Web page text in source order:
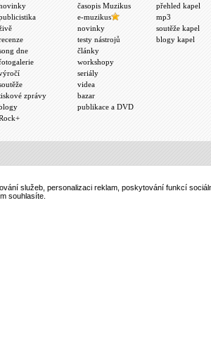
dne
zprávy
časopis Muzikus
e-muzikus
novinky
testy nástrojů
články
workshopy
seriály
videa
bazar
publikace a DVD
přehled kapel
mp3
soutěže kapel
blogy kapel
služeb, personalizaci reklam, poskytování funkcí
souhlasíte.